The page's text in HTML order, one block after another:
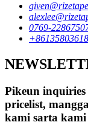
0769-
Pikeun
pricelist,
kami sarta